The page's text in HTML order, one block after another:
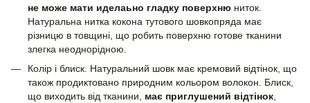
не може мати иделаьно гладку поверхню ниток.
Натуральна нитка кокона тутового шовкопряда має
різницю в товщині, що робить поверхню готове тканини
злегка неоднорідною.
Колір і блиск. Натуральний шовк має кремовий відтінок, що
також продиктовано природним кольором волокон. Блиск,
що виходить від тканини, має приглушений відтінок